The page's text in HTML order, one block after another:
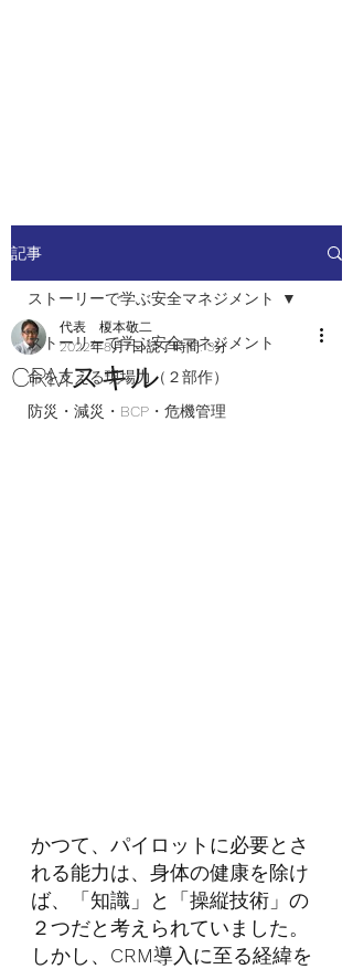
記事
ストーリーで学ぶ安全マネジメント
命を支える現場力（２部作）
防災・減災・BCP・危機管理
ストーリーで学ぶ安全マネジメント
CRMスキル
代表 榎本敬二
2022年8月7日読了時間: 3分
かつて、パイロットに必要とさ
れる能力は、身体の健康を除け
ば、「知識」と「操縦技術」の
２つだと考えられていました。
しかし、 CRM導入に至る経緯を